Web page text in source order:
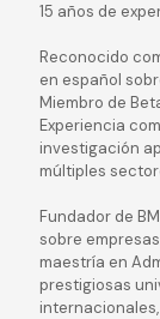
15 años de
Reconocido
en español
Miembro de
Experiencia
investigación
múltiples
Fundador de
sobre
maestría en
prestigiosas